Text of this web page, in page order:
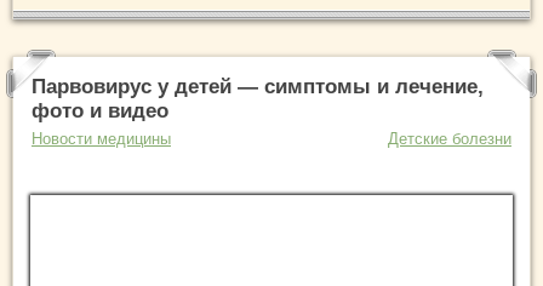
Парвовирус у детей — симптомы и лечение,
фото и видео
Новости медицины Детские болезни